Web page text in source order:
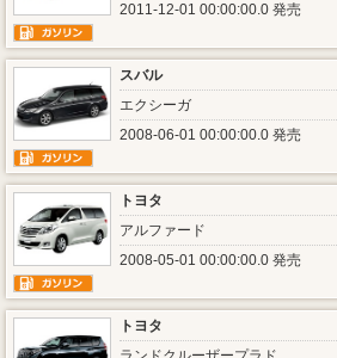
2011-12-01 00:00:00.0 発売
スバル
エクシーガ
2008-06-01 00:00:00.0 発売
トヨタ
アルファード
2008-05-01 00:00:00.0 発売
トヨタ